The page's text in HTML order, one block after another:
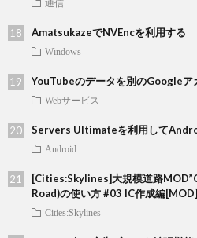
通信
AmatsukazeでNVEncを利用する
Windows
YouTubeのデータを別のGoogleア
Webサービス
Servers Ultimateを利用して
Android
[Cities:Skylines]大規模道路
Road)の使い方 #03 IC作成編[MOD]
Cities:Skylines